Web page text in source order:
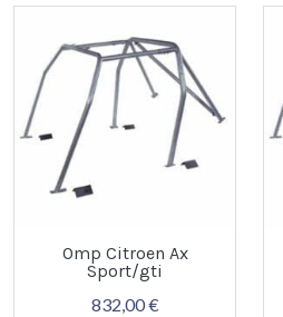
Omp Citroen Ax
Sport/gti
832,00 €